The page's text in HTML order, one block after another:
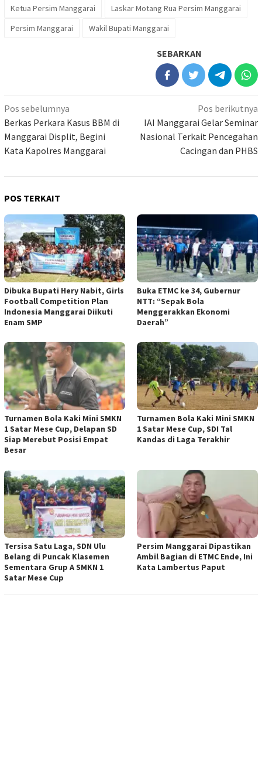
Ketua Persim Manggarai
Laskar Motang Rua Persim Manggarai
Persim Manggarai
Wakil Bupati Manggarai
SEBARKAN
Navigasi
pos
Pos sebelumnya
Berkas Perkara Kasus BBM di
Manggarai Displit, Begini
Kata Kapolres Manggarai
Pos berikutnya
IAI Manggarai Gelar Seminar
Nasional Terkait Pencegahan
Cacingan dan PHBS
POS TERKAIT
Dibuka Bupati Hery Nabit, Girls
Football Competition Plan
Indonesia Manggarai Diikuti
Enam SMP
Buka ETMC ke 34, Gubernur
NTT: “Sepak Bola
Menggerakkan Ekonomi
Daerah”
Turnamen Bola Kaki Mini SMKN
1 Satar Mese Cup, Delapan SD
Siap Merebut Posisi Empat
Besar
Turnamen Bola Kaki Mini SMKN
1 Satar Mese Cup, SDI Tal
Kandas di Laga Terakhir
Tersisa Satu Laga, SDN Ulu
Belang di Puncak Klasemen
Sementara Grup A SMKN 1
Satar Mese Cup
Persim Manggarai Dipastikan
Ambil Bagian di ETMC Ende, Ini
Kata Lambertus Paput